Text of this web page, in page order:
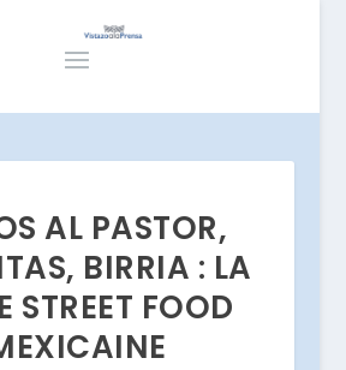
AL PASTOR,
BIRRIA : LA
STREET FOOD